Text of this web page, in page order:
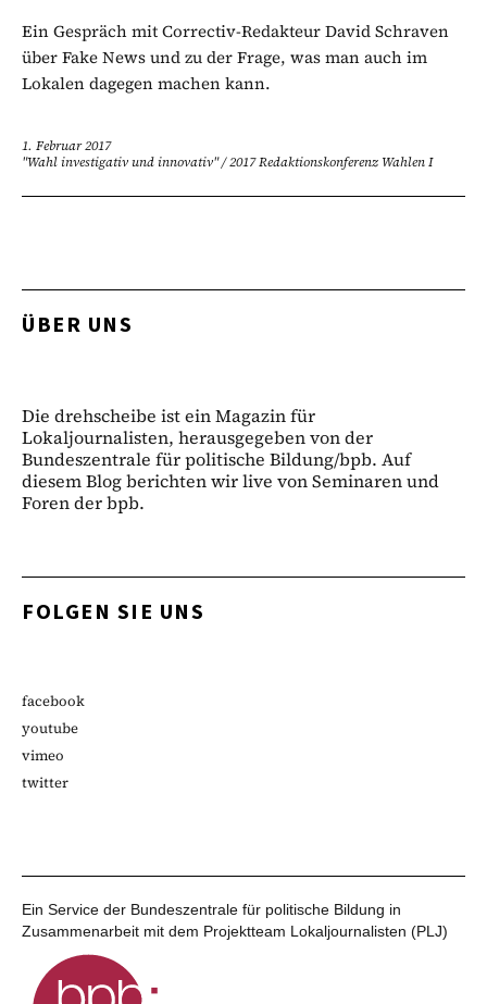
Ein Gespräch mit Correctiv-Redakteur David Schraven
über Fake News und zu der Frage, was man auch im
Lokalen dagegen machen kann.
1. Februar 2017
"Wahl investigativ und innovativ"/2017 Redaktionskonferenz Wahlen I
ÜBER UNS
Die drehscheibe ist ein Magazin für
Lokaljournalisten, herausgegeben von der
Bundeszentrale für politische Bildung/bpb. Auf
diesem Blog berichten wir live von Seminaren und
Foren der bpb.
FOLGEN SIE UNS
facebook
youtube
vimeo
twitter
Ein Service der Bundeszentrale für politische Bildung in
Zusammenarbeit mit dem Projektteam Lokaljournalisten (PLJ)